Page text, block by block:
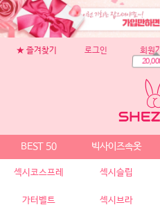
★ 즐겨찾기 로그인 회원
BEST 50 빅사이즈속옷
섹시코스프레 섹시슬립
가터벨트 섹시브라